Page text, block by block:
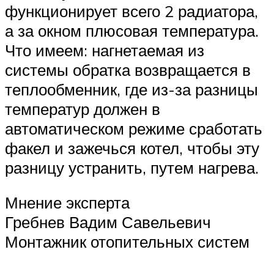
функционирует всего 2 радиатора,
а за окном плюсовая температура.
Что имеем: нагнетаемая из
системы обратка возвращается в
теплообменник, где из-за разницы
температур должен в
автоматическом режиме сработать
факел и зажечься котел, чтобы эту
разницу устранить, путем нагрева.
Мнение эксперта
Гребнев Вадим Савельевич
Монтажник отопительных систем